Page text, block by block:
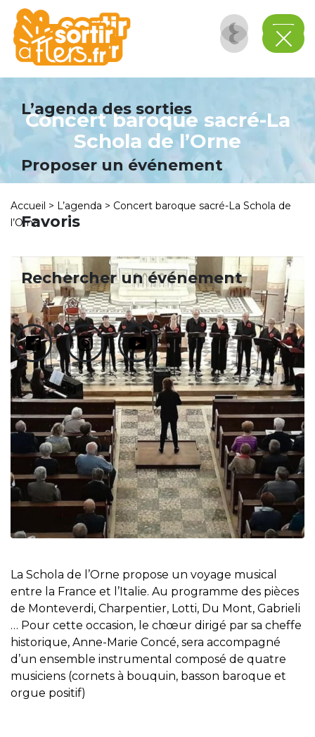
L’agenda des sorties
Proposer un événement
Favoris
Rechercher un événement
Concert baroque sacré-La
Schola de l’Orne
Accueil > L’agenda > Concert baroque sacré-La Schola de
l’Orne
La Schola de l’Orne propose un voyage musical
entre la France et l’Italie. Au programme des pièces
de Monteverdi, Charpentier, Lotti, Du Mont, Gabrieli
… Pour cette occasion, le chœur dirigé par sa cheffe
historique, Anne-Marie Concé, sera accompagné
d’un ensemble instrumental composé de quatre
musiciens (cornets à bouquin, basson baroque et
orgue positif)
Panneau de gestion des cookies